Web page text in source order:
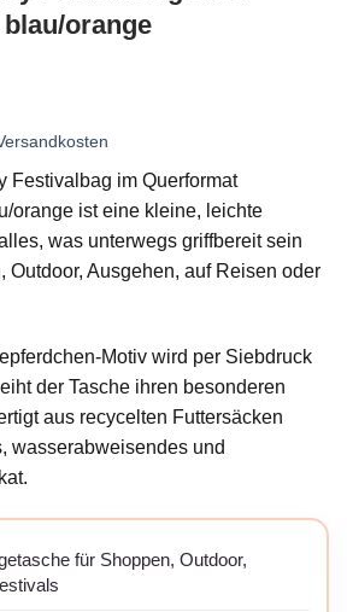
orange
Festivalbag im Querformat
orange ist eine kleine, leichte
was unterwegs griffbereit sein
Outdoor, Ausgehen, auf Reisen oder
Motiv wird per Siebdruck
der Tasche ihren besonderen
aus recycelten Futtersäcken
wasserabweisendes und
für Shoppen, Outdoor,